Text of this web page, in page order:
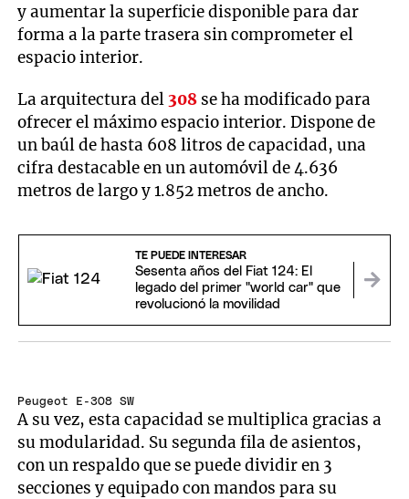
y aumentar la superficie disponible para dar
forma a la parte trasera sin comprometer el
espacio interior.
La arquitectura del 308 se ha modificado para
ofrecer el máximo espacio interior. Dispone de
un baúl de hasta 608 litros de capacidad, una
cifra destacable en un automóvil de 4.636
metros de largo y 1.852 metros de ancho.
TE PUEDE INTERESAR
Sesenta años del Fiat 124: El
legado del primer "world car" que
revolucionó la movilidad
Peugeot E-308 SW
A su vez, esta capacidad se multiplica gracias a
su modularidad. Su segunda fila de asientos,
con un respaldo que se puede dividir en 3
secciones y equipado con mandos para su